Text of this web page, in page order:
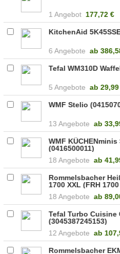
1 Angebot 177,72 €
KitchenAid
6 Angebote ab
Tefal WM310D
5 Angebote ab
WMF Stelio
13 Angebote ab
WMF
(0416500011)
18 Angebote ab
Rommelsbacher
1700 XXL (FRH
18 Angebote ab
Tefal Turbo Cuisine
(3045387245153)
12 Angebote ab
Rommelsbacher